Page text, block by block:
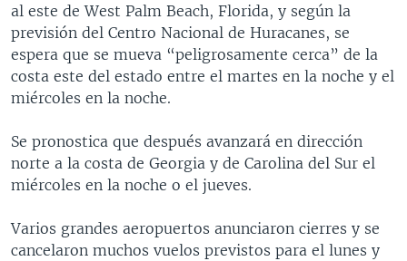
al este de West Palm Beach, Florida, y según la
previsión del Centro Nacional de Huracanes, se
espera que se mueva “peligrosamente cerca” de la
costa este del estado entre el martes en la noche y el
miércoles en la noche.
Se pronostica que después avanzará en dirección
norte a la costa de Georgia y de Carolina del Sur el
miércoles en la noche o el jueves.
Varios grandes aeropuertos anunciaron cierres y se
cancelaron muchos vuelos previstos para el lunes y